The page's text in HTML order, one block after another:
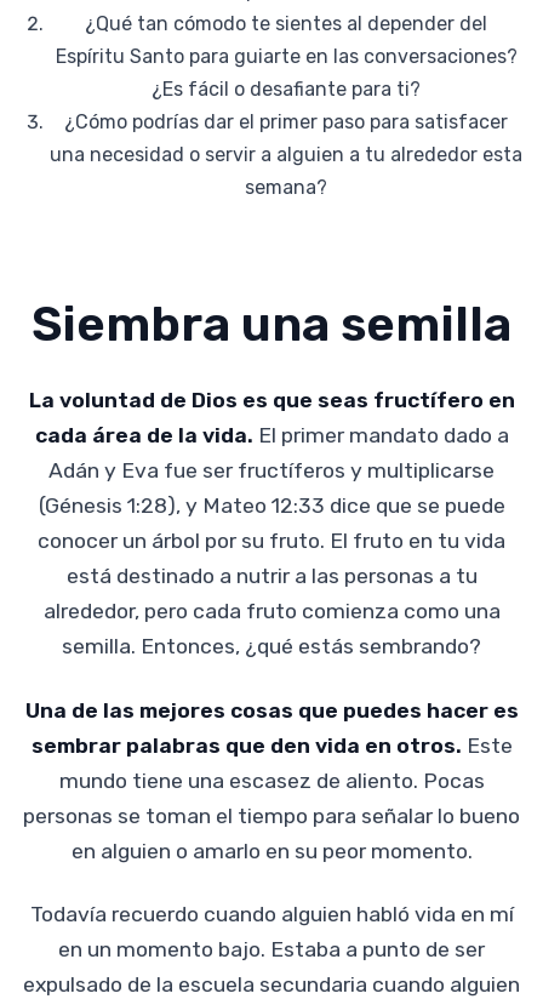
¿Qué tan cómodo te sientes al depender del
Espíritu Santo para guiarte en las conversaciones?
¿Es fácil o desafiante para ti?
¿Cómo podrías dar el primer paso para satisfacer
una necesidad o servir a alguien a tu alrededor esta
semana?
Siembra una semilla
La voluntad de Dios es que seas fructífero en
cada área de la vida. El primer mandato dado a
Adán y Eva fue ser fructíferos y multiplicarse
(Génesis 1:28), y Mateo 12:33 dice que se puede
conocer un árbol por su fruto. El fruto en tu vida
está destinado a nutrir a las personas a tu
alrededor, pero cada fruto comienza como una
semilla. Entonces, ¿qué estás sembrando?
Una de las mejores cosas que puedes hacer es
sembrar palabras que den vida en otros. Este
mundo tiene una escasez de aliento. Pocas
personas se toman el tiempo para señalar lo bueno
en alguien o amarlo en su peor momento.
Todavía recuerdo cuando alguien habló vida en mí
en un momento bajo. Estaba a punto de ser
expulsado de la escuela secundaria cuando alguien